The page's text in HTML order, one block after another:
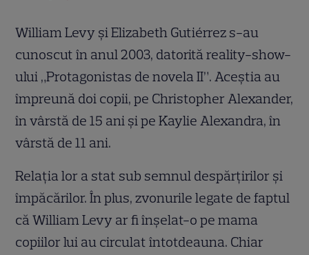
William Levy și Elizabeth Gutiérrez s-au
cunoscut în anul 2003, datorită reality-show-
ului „Protagonistas de novela II”. Aceștia au
împreună doi copii, pe Christopher Alexander,
în vârstă de 15 ani și pe Kaylie Alexandra, în
vârstă de 11 ani.
Relația lor a stat sub semnul despărțirilor și
împăcărilor. În plus, zvonurile legate de faptul
că William Levy ar fi înșelat-o pe mama
copiilor lui au circulat întotdeauna. Chiar